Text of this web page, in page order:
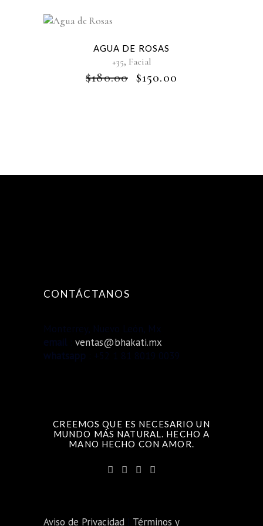
AGUA DE ROSAS
+35, Facial
$180.00 $150.00
CONTÁCTANOS
Monterrey, Nuevo León, Mx
email
ventas@bhakati.mx
whatsapp : +52 1 81 8019 0039
CREEMOS QUE ES NECESARIO UN
MUNDO MÁS NATURAL. HECHO A
MANO HECHO CON AMOR.
Aviso de Privacidad | Términos y